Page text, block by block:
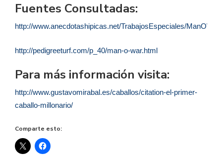
Fuentes Consultadas:
http://www.anecdotashipicas.net/TrabajosEspeciales/
http://pedigreeturf.com/p_40/man-o-war.html
Para más información visita:
http://www.gustavomirabal.es/caballos/citation-el-primer-
caballo-millonario/
Comparte esto: